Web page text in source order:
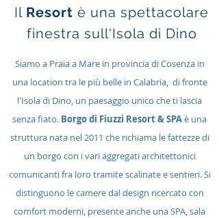
Il Resort è una spettacolare
finestra sull'Isola di Dino
Siamo a Praia a Mare in provincia di Cosenza in
una location tra le più belle in Calabria, di fronte
l'Isola di Dino, un paesaggio unico che ti lascia
senza fiato. Borgo di Fiuzzi Resort & SPAè una
struttura nata nel 2011 che richiama le fattezze di
un borgo con i vari aggregati architettonici
comunicanti fra loro tramite scalinate e sentieri. Si
distinguono le camere dal design ricercato con
comfort moderni, presente anche una SPA, sala